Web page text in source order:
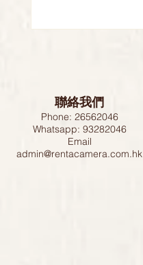
聯絡我們
Phone: 26562046
Whatsapp: 93282046
Email
admin@rentacamera.com.hk